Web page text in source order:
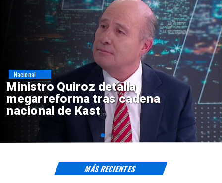
Gobierno evalúa nuevo estado
de excepción en barrios con
alta criminalidad
Nacional
MÁS RECIENTES